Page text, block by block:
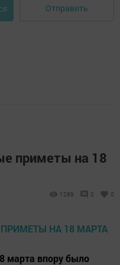
Отправить
приметы на 18
1289 0 0
марта впору было